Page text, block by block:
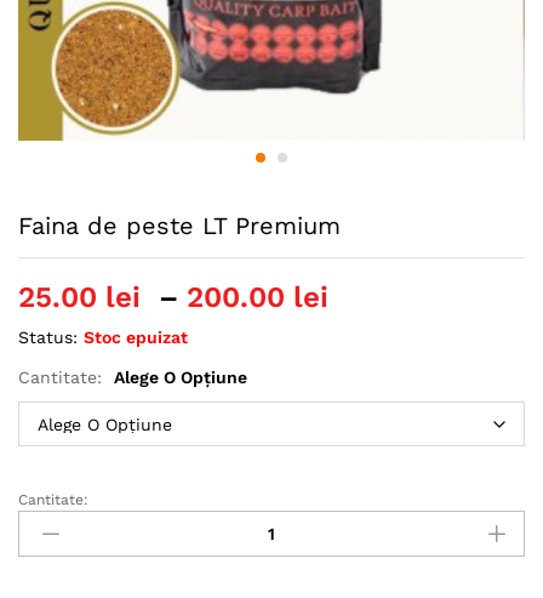
Faina de peste LT Premium
25.00 lei – 200.00 lei
până
la
Status: Stoc epuizat
Cantitate: Alege O Opțiune
Faina
peste
Cantitate: